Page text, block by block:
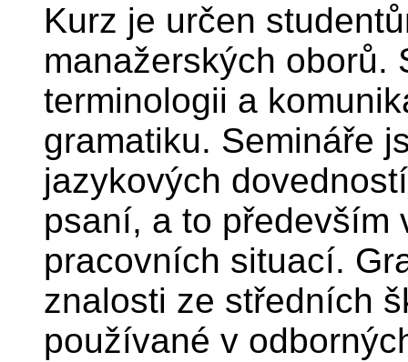
Kurz je určen
manažerských oborů.
terminologii a
gramatiku. Semináře
jazykových
psaní, a to především
pracovních situací.
znalosti ze středních
používané v